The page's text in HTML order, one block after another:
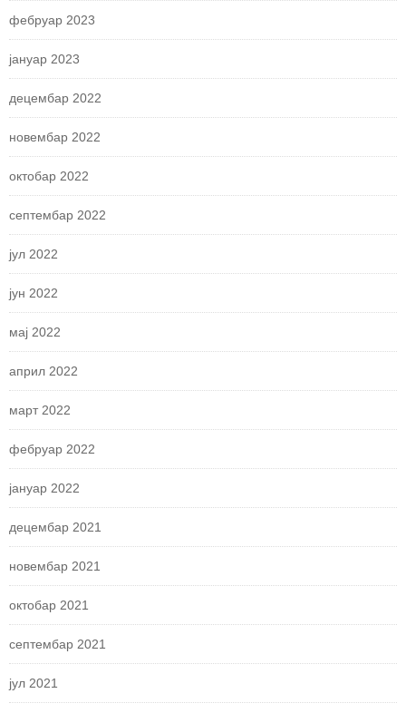
фебруар 2023
јануар 2023
децембар 2022
новембар 2022
октобар 2022
септембар 2022
јул 2022
јун 2022
мај 2022
април 2022
март 2022
фебруар 2022
јануар 2022
децембар 2021
новембар 2021
октобар 2021
септембар 2021
јул 2021